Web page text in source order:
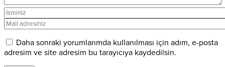
Daha sonraki yorumlarımda kullanılması için adım, e-posta
adresim ve site adresim bu tarayıcıya kaydedilsin.